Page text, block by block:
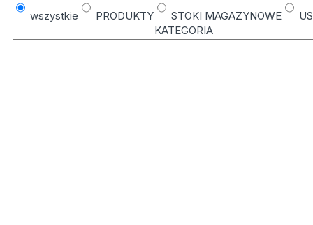
wszystkie PRODUKTY STOKI MAGAZYNOWE
KATEGORIA